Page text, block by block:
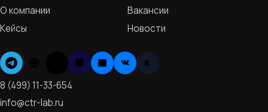
О компании
Вакансии
Кейсы
Новости
8 (499) 11-33-654
info@ctr-lab.ru